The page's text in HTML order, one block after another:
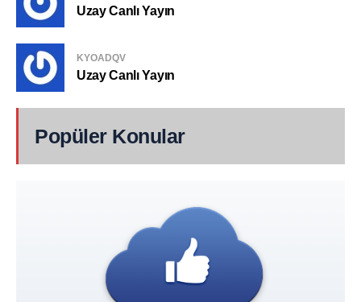
Uzay Canlı Yayın
KYOADQV
Uzay Canlı Yayın
Popüler Konular